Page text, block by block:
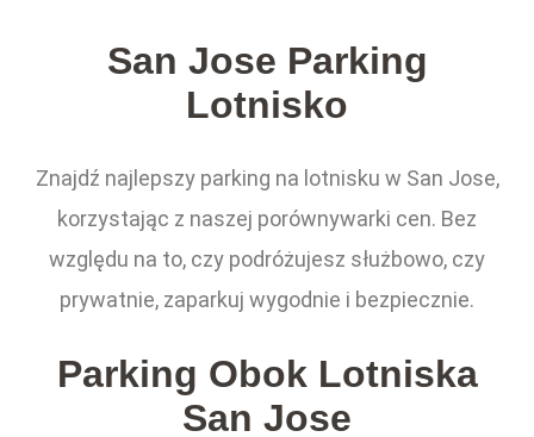
San Jose Parking
Lotnisko
Znajdź najlepszy parking na lotnisku w San Jose,
korzystając z naszej porównywarki cen. Bez
względu na to, czy podróżujesz służbowo, czy
prywatnie, zaparkuj wygodnie i bezpiecznie.
Parking Obok Lotniska
San Jose